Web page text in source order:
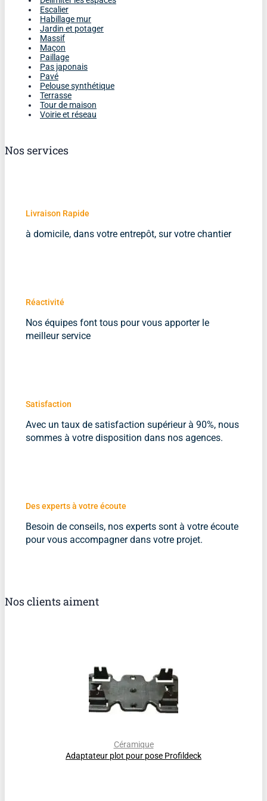
Escalier
Habillage mur
Jardin et potager
Massif
Maçon
Paillage
Pas japonais
Pavé
Pelouse synthétique
Terrasse
Tour de maison
Voirie et réseau
Nos services
Livraison Rapide
à domicile, dans votre entrepôt, sur votre chantier
Réactivité
Nos équipes font tous pour vous apporter le
meilleur service
Satisfaction
Avec un taux de satisfaction supérieur à 90%, nous
sommes à votre disposition dans nos agences.
Des experts à votre écoute
Besoin de conseils, nos experts sont à votre écoute
pour vous accompagner dans votre projet.
Nos clients aiment
Céramique
Adaptateur plot pour pose Profildeck